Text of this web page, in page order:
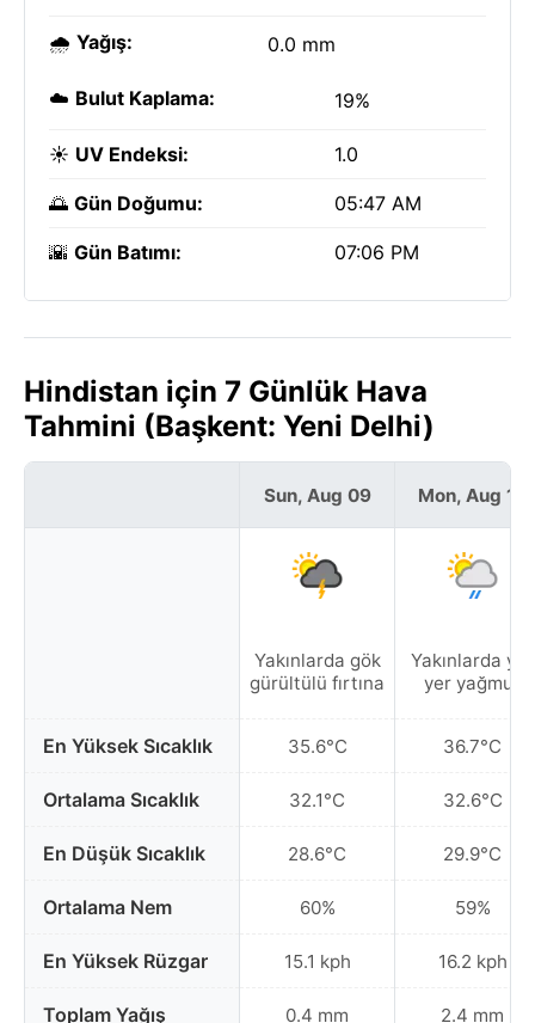
🌧️ Yağış: 0.0 mm
☁️ Bulut Kaplama: 19%
☀️ UV Endeksi: 1.0
🌅 Gün Doğumu: 05:47 AM
🌇 Gün Batımı: 07:06 PM
Hindistan için 7 Günlük Hava
Tahmini (Başkent: Yeni Delhi)
En Yüksek Sıcaklık
Ortalama Sıcaklık
En Düşük Sıcaklık
Ortalama Nem
En Yüksek Rüzgar
Toplam Yağış
Sun, Aug 09
Yakınlarda gök
gürültülü fırtına
35.6°C
32.1°C
28.6°C
60%
15.1 kph
0.4 mm
Mon, Aug 10
Yakınlarda yer
yer yağmur
36.7°C
32.6°C
29.9°C
59%
16.2 kph
2.4 mm